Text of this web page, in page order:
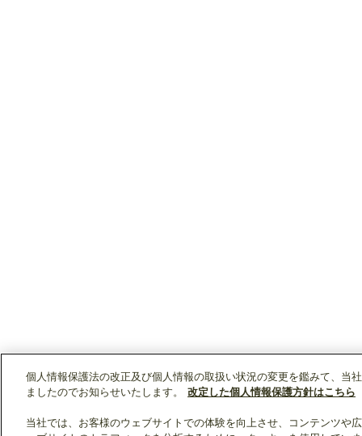
個人情報保護法の改正及び個人情報の取扱い状況の変更を鑑みて、当
ましたのでお知らせいたします。
改定した個人情報保護方針はこちら
当社では、お客様のウェブサイトでの体験を向上させ、コンテンツや